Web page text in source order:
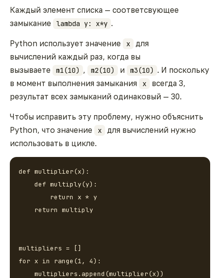
Каждый элемент списка — соответсвующее
замыкание
lambda y: x*y .
Python использует значение x
для
вычислений каждый раз, когда вы
вызываете
m1(10) , m2(10) и m3(10) . И поскольку
в момент выполнения замыкания
x
всегда 3,
результат всех замыканий одинаковый — 30.
Чтобы исправить эту проблему, нужно объяснить
Python, что значение
x
для вычислений нужно
использовать в цикле.
def multiplier(x):
    def multiply(y):
        return x * y
    return multiply
multipliers = []
for x in range(1, 4):
    multipliers.append(multiplier(x))